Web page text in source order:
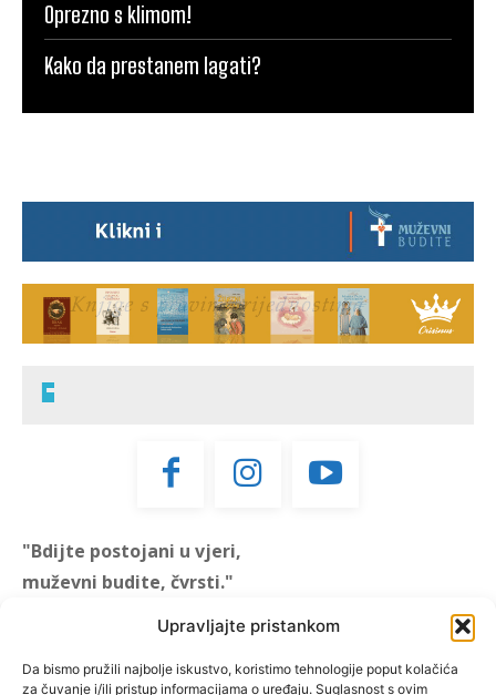
Upravljajte pristankom
Da bismo pružili najbolje iskustvo, koristimo tehnologije poput kolačića
za čuvanje i/ili pristup informacijama o uređaju. Suglasnost s ovim
Oprezno s klimom!
Kako da prestanem lagati?
"Bdijte postojani u vjeri,
muževni budite, čvrsti."
"Muževni budite" prvi je